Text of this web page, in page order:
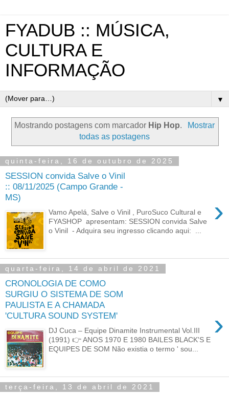
FYADUB :: MÚSICA,
CULTURA E
INFORMAÇÃO
▼
Mostrando postagens com marcador Hip Hop.
Mostrar
todas as postagens
quinta-feira, 16 de outubro de 2025
SESSION convida Salve o Vinil
:: 08/11/2025 (Campo Grande -
MS)
›
Vamo Apelá, Salve o Vinil , PuroSuco Cultural e
FYASHOP apresentam: SESSION convida Salve
o Vinil - Adquira seu ingresso clicando aqui: ...
quarta-feira, 14 de abril de 2021
CRONOLOGIA DE COMO
SURGIU O SISTEMA DE SOM
PAULISTA E A CHAMADA
'CULTURA SOUND SYSTEM'
›
DJ Cuca ‎– Equipe Dinamite Instrumental Vol.III
(1991) 👉 ANOS 1970 E 1980 BAILES BLACK'S E
EQUIPES DE SOM Não existia o termo ' sou...
terça-feira, 13 de abril de 2021